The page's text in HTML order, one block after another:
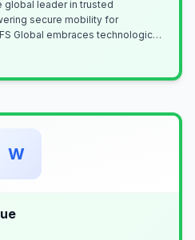
secure mobility for
Global embraces technological
W